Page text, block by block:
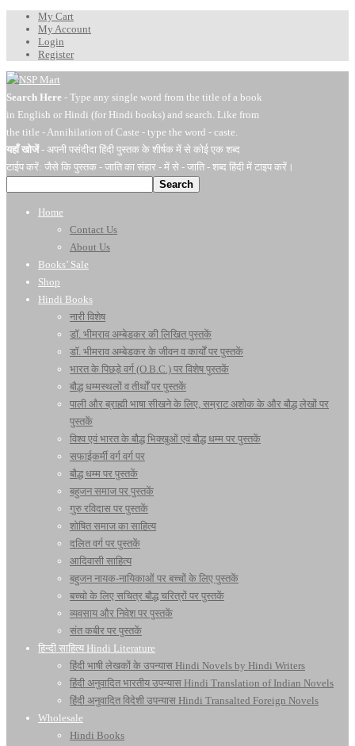
My Cart
My Account
Login
Register
Search Here - Type any single word from the title of a book
in English or Hindi (for Hindi books) and search. Like from
the title - Annihilation of Caste - type the word - caste.
यहाँ खोजें- अपनी पसंदीदा हिंदी पुस्तक के शीर्षक में से कोई एक शब्द
टाईप करें: जैसे कि पुस्तक - जाति का संहार - में से - जाति - शब्द हिंदी में टाइप करें।
Search
Home
Contact Us
About Us
Books’ Sale
Shop
Hindi Books
नारी विशेष
डॉ. भीमराव अम्बेडकर की लिखित पुस्तकें
डॉ. भीमराव अम्बेडकर के जीवन व कार्यों पर पुस्तकें
भारत के पिछड़े वर्ग (O.B.C.) पर विशेष पुस्तकें
बौद्ध धम्मस्थलों व तीर्थों पर पुस्तकें
पाली और ब्राह्मी भाषा सीखने के लिए, सम्राट अशोक के और बौद्ध लेखों पर
पुस्तकें
विश्व एवं भारत के बौद्ध भिक्खुओं एवं बौद्ध धम्म पर पुस्तकें
सफाईकर्मी वर्ग वर्ग पर
बौद्ध धम्म पर पुस्तकें
बहुजन समाज पर पुस्तकें
गुरु रविदास पर पुस्तकें
शोषित समाज का साहित्य
दलित वर्ग पर पुस्तकें
आदिवासी साहित्य
बहुजन नायक-नायिकाओं पर बच्चों के लिए पुस्तकें
बच्चो के लिए सचित्र बौद्ध चरित्रों पर पुस्तकें
व्यवसाय और निवेश पर पुस्तकें
संत कबीर पर पुस्तकें
हिन्दी साहित्य Hindi Literature
हिंदी भाषी लेखकों के उपन्यास Hindi Novels by Hindi Writers
हिंदी अनुवादित भारतीय उपन्यास Hindi Translation of Indian Novels
हिंदी अनुवादित विदेशी उपन्यास Hindi Transalted Foreign Novels
Wholesale
Hindi Books